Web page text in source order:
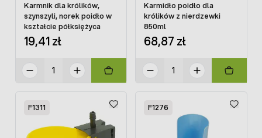
Karmnik dla królików,
szynszyli, norek poidło w
kształcie półksiężyca
19,41 zł
Karmidło poidło dla
królików z nierdzewki
850ml
68,87 zł
F1311 F1276